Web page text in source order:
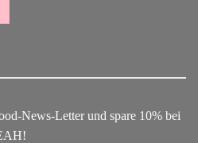
News-Letter und spare 10% bei